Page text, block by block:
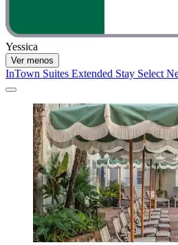
Yessica
Ver menos
InTown Suites Extended Stay Select